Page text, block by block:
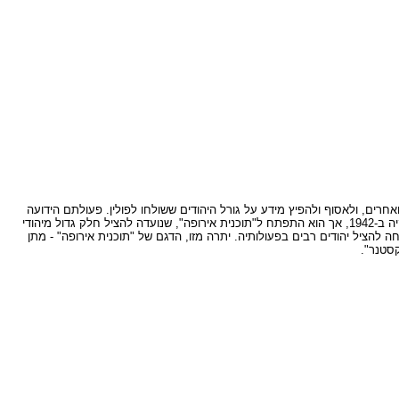
ולאסוף ולהפיץ מידע על גורל היהודים ששולחו לפולין. פעולתם הידועה
ביותר של חברי קבוצת העבודה הייתה ניהול המשא ומתן עם דיטר ויסליצני, נציג משרדו של אייכמן בסלובקיה. תחילה כוון המו"מ להביא לידי הפסקת השילוחים מסלובקיה ב-1942, אך הוא התפתח ל"תוכנית אירופה", שנועדה להציל חלק גדול מיהודי
יצאה אל הפועל, אך "קבוצת העבודה" הצליחה להציל יהודים רבים בפעולותיה. יתרה מזו, הדגם של "תוכנית אירופה" - מתן